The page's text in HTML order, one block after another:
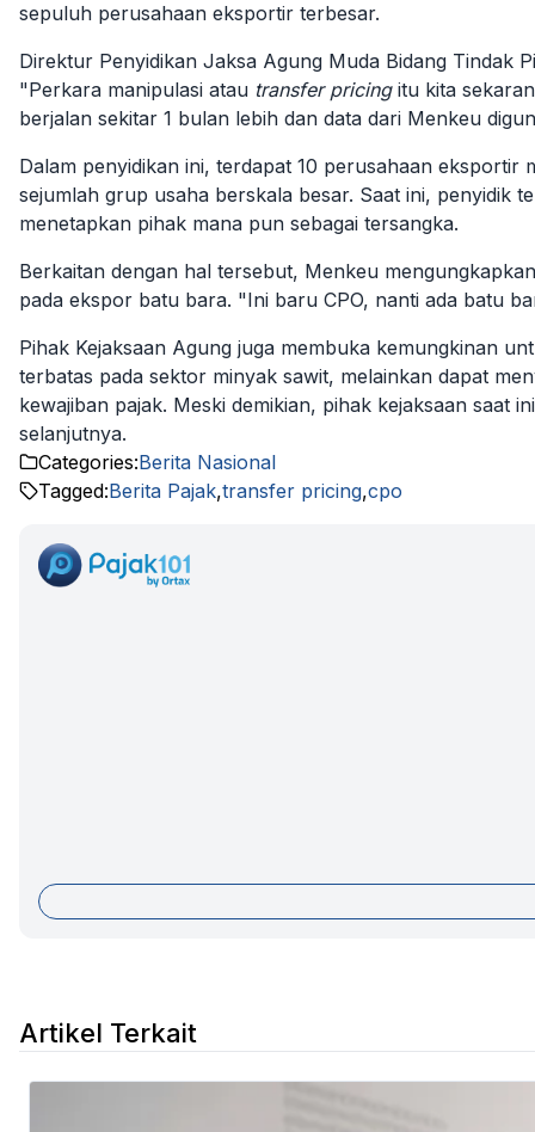
sepuluh perusahaan eksportir terbesar.
Direktur Penyidikan Jaksa Agung Muda Bidang Tindak
"Perkara manipulasi atau transfer pricingitu kita
berjalan sekitar 1 bulan lebih dan data dari Menkeu
Dalam penyidikan ini, terdapat 10 perusahaan
sejumlah grup usaha berskala besar. Saat ini, penyidik
menetapkan pihak mana pun sebagai tersangka.
Berkaitan dengan hal tersebut, Menkeu
pada ekspor batu bara. "Ini baru CPO, nanti ada batu
Pihak Kejaksaan Agung juga membuka kemungkinan
terbatas pada sektor minyak sawit, melainkan dapat
kewajiban pajak. Meski demikian, pihak kejaksaan saat
selanjutnya.
Categories:Berita Nasional
Tagged:Berita Pajak,transfer pricing,cpo
Artikel Terkait